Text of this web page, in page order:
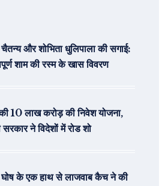
चैतन्य और शोभिता धुलिपाला की सगाई:
शाम की रस्म के खास विवरण
10 लाख करोड़ की निवेश योजना,
सरकार ने विदेशों में रोड शो
घोष के एक हाथ से लाजवाब कैच ने की